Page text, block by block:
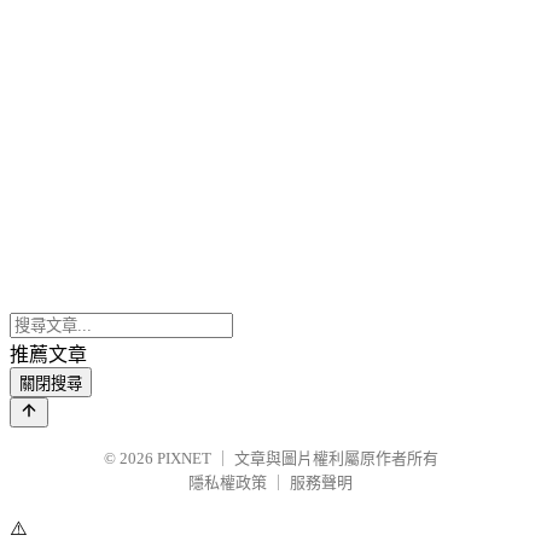
推薦文章
關閉搜尋
© 2026 PIXNET
文章與圖片權利屬原作者所有
隱私權政策
服務聲明
⚠️